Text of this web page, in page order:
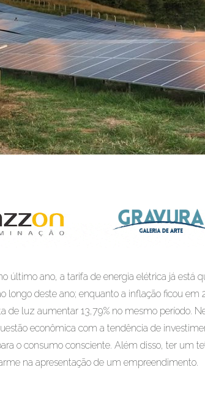
último ano, a tarifa de energia elétrica já está
longo deste ano; enquanto a inflação ficou em
de luz aumentar 13,79% no mesmo período.
econômica com a tendência de
o consumo consciente. Além disso, ter um
na apresentação de um empreendimento.